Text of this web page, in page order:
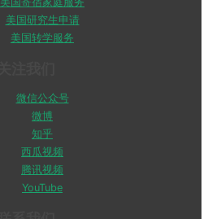
美国研究生申请
美国转学服务
微信公众号
微博
知乎
西瓜视频
腾讯视频
YouTube